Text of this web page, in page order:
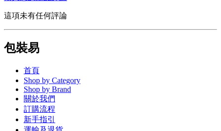
這項未有任何評論
包裝易
首頁
Shop by Category
Shop by Brand
關於我們
訂購流程
新手指引